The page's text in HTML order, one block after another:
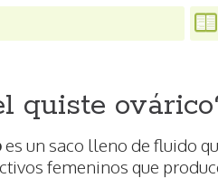
quiste
es un saco lleno de fluido
femeninos que